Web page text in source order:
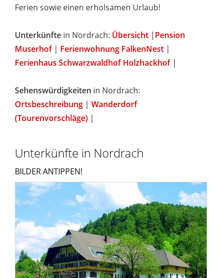
Ferien sowie einen erholsamen Urlaub!
Unterkünfte in Nordrach: Übersicht | Pension
Muserhof| Ferienwohnung FalkenNest |
Ferienhaus Schwarzwaldhof Holzhackhof|
Sehenswürdigkeiten in Nordrach:
Ortsbeschreibung | Wanderdorf
(Tourenvorschläge) |
Unterkünfte in Nordrach
BILDER ANTIPPEN!